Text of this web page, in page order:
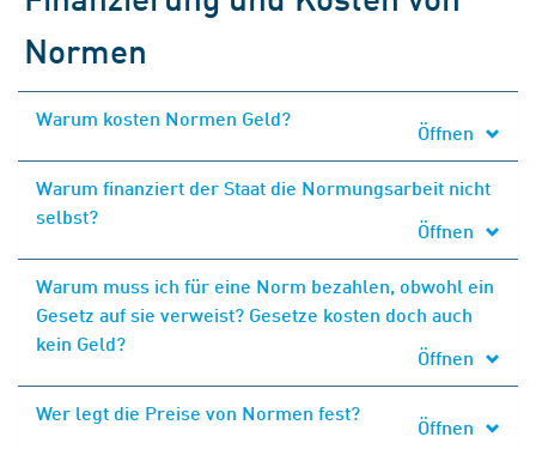
Normen
Warum kosten Normen Geld?
Öffnen
Warum finanziert der Staat die Normungsarbeit nicht
selbst?
Öffnen
Warum muss ich für eine Norm bezahlen, obwohl ein
Gesetz auf sie verweist? Gesetze kosten doch auch
kein Geld?
Öffnen
Wer legt die Preise von Normen fest?
Öffnen